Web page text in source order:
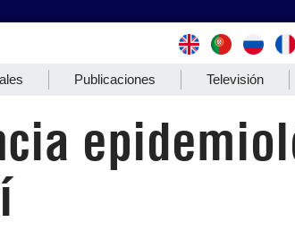
Publicaciones Televisión